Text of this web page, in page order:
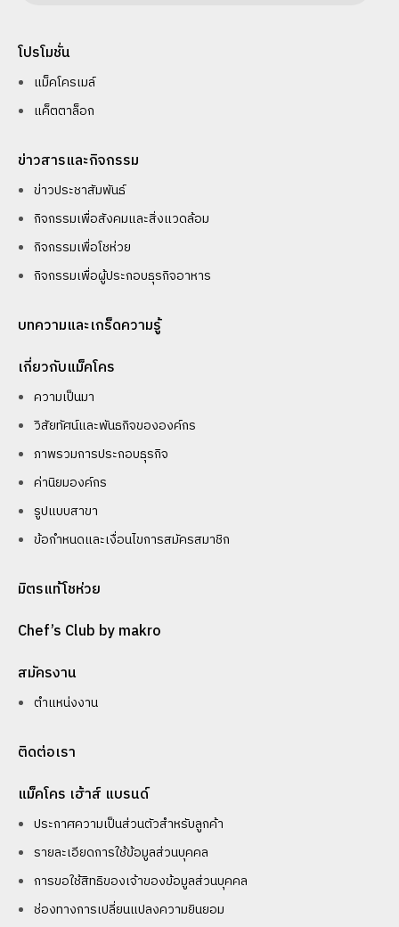
โปรโมชั่น
แม็คโครเมล์
แค็ตตาล็อก
ข่าวสารและกิจกรรม
ข่าวประชาสัมพันธ์
กิจกรรมเพื่อสังคมและสิ่งแวดล้อม
กิจกรรมเพื่อโชห่วย
กิจกรรมเพื่อผู้ประกอบธุรกิจอาหาร
บทความและเกร็ดความรู้
เกี่ยวกับแม็คโคร
ความเป็นมา
วิสัยทัศน์และพันธกิจขององค์กร
ภาพรวมการประกอบธุรกิจ
ค่านิยมองค์กร
รูปแบบสาขา
ข้อกำหนดและเงื่อนไขการสมัครสมาชิก
มิตรแท้โชห่วย
Chef’s Club by makro
สมัครงาน
ตำแหน่งงาน
ติดต่อเรา
แม็คโคร เฮ้าส์ แบรนด์
ประกาศความเป็นส่วนตัวสำหรับลูกค้า
รายละเอียดการใช้ข้อมูลส่วนบุคคล
การขอใช้สิทธิของเจ้าของข้อมูลส่วนบุคคล
ช่องทางการเปลี่ยนแปลงความยินยอม